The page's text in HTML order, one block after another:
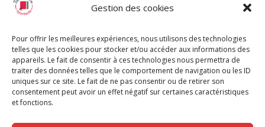
Gestion des cookies
Pour offrir les meilleures expériences, nous utilisons des technologies
telles que les cookies pour stocker et/ou accéder aux informations des
appareils. Le fait de consentir à ces technologies nous permettra de
traiter des données telles que le comportement de navigation ou les ID
uniques sur ce site. Le fait de ne pas consentir ou de retirer son
consentement peut avoir un effet négatif sur certaines caractéristiques
et fonctions.
Chèque Intermittents
Chèque Compta
Chèque Emploi Spectacle
G-Pods
Profession Audio-visuel